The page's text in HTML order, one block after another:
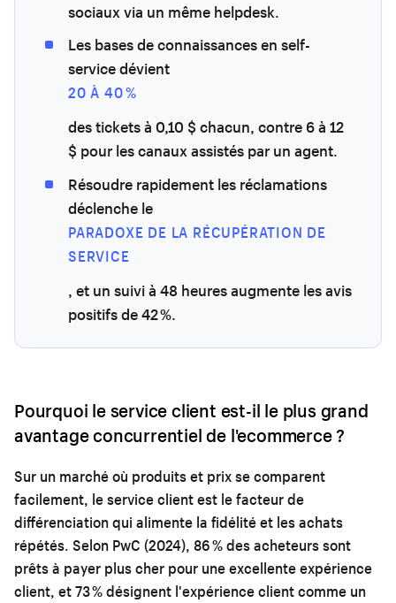
sociaux via un même helpdesk.
Les bases de connaissances en self-
service dévient
20 À 40 %
des tickets à 0,10 $ chacun, contre 6 à 12
$ pour les canaux assistés par un agent.
Résoudre rapidement les réclamations
déclenche le
PARADOXE DE LA RÉCUPÉRATION DE
SERVICE
, et un suivi à 48 heures augmente les avis
positifs de 42 %.
Pourquoi le service client est-il le plus grand
avantage concurrentiel de l'ecommerce ?
Sur un marché où produits et prix se comparent
facilement, le service client est le facteur de
différenciation qui alimente la fidélité et les achats
répétés. Selon PwC (2024), 86 % des acheteurs sont
prêts à payer plus cher pour une excellente expérience
client, et 73 % désignent l'expérience client comme un